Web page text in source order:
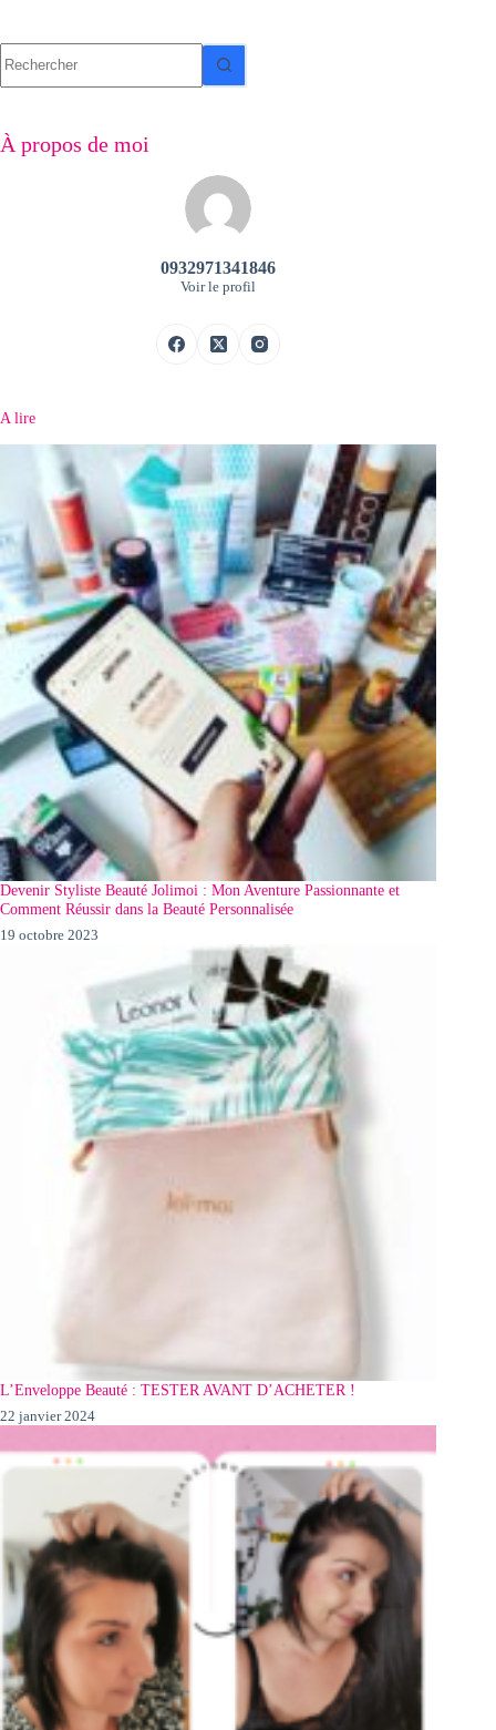
résultat
À propos de moi
0932971341846
Voir le profil
A lire
Devenir Styliste Beauté Jolimoi : Mon Aventure Passionnante et
Comment Réussir dans la Beauté Personnalisée
19 octobre 2023
L’Enveloppe Beauté : TESTER AVANT D’ACHETER !
22 janvier 2024